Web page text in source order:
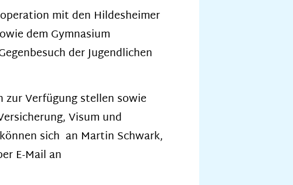
mit den Hildesheimer
dem Gymnasium
der Jugendlichen
zur Verfügung stellen sowie
Visum und
sich an Martin Schwark,
E-Mail an